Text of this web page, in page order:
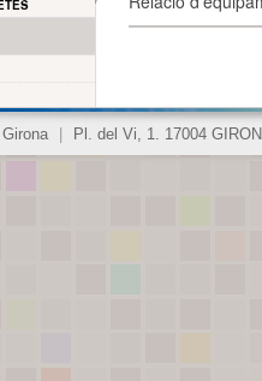
Pl. del Vi, 1. 17004